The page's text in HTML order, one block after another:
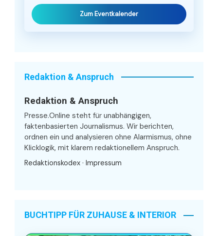
Zum Eventkalender
Redaktion & Anspruch
Redaktion & Anspruch
Presse.Online steht für unabhängigen,
faktenbasierten Journalismus. Wir berichten,
ordnen ein und analysieren ohne Alarmismus, ohne
Klicklogik, mit klarem redaktionellem Anspruch.
Redaktionskodex · Impressum
BUCHTIPP FÜR ZUHAUSE & INTERIOR